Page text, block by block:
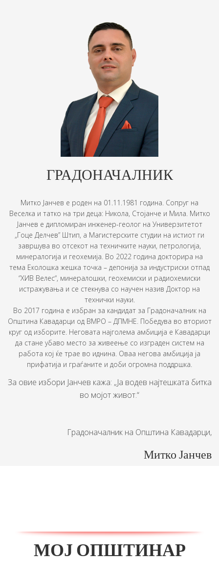
ГРАДОНАЧАЛНИК
Митко Јанчев е роден на 01.11.1981 година. Сопруг на
Веселка и татко на три деца: Никола, Стојанче и Мила. Митко
Јанчев е дипломиран инженер-геолог на Универзитетот
„Гоце Делчев” Штип, а Магистерските студии на истиот ги
завршува во отсекот на техничките науки, петрологија,
минералогија и геохемија. Во 2022 година докторира на
тема Еколошка жешка точка – депонија за индустриски отпад
“ХИВ Велес“, минералошки, геохемиски и радиохемиски
истражувања и се стекнува со научен назив Доктор на
технички науки.
Во 2017 година е избран за кандидат за Градоначалник на
Општина Кавадарци од ВМРО – ДПМНЕ. Победува во вториот
круг од изборите. Неговата најголема амбиција е Кавадарци
да стане убаво место за живеење со изграден систем на
работа кој ќе трае во иднина. Оваа негова амбиција ја
прифатија и граѓаните и доби огромна поддршка.
За овие избори Јанчев кажа: „Ја водев најтешката битка
во мојот живот.“
Градоначалник на Општина Кавадарци,
Митко Јанчев
МОЈ ОПШТИНАР